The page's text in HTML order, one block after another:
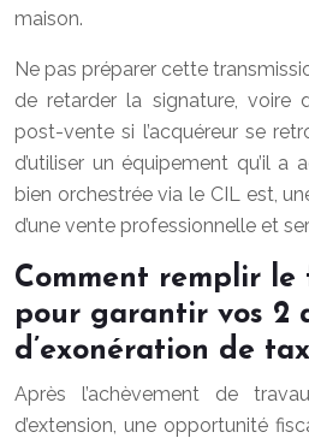
maison.
Ne pas préparer cette
de retarder la signature, voire
post-vente si l’acquéreur se
d’utiliser un équipement qu’il a
bien orchestrée via le CIL est,
d’une vente professionnelle et
Comment remplir le
pour garantir vos 2
d’exonération de
Après l’achèvement de
d’extension, une opportunité